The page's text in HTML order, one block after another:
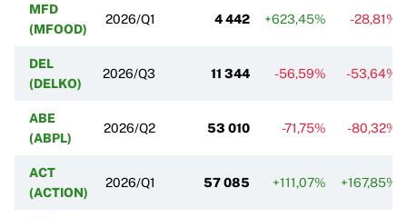
MFD
(MFOOD)
2026/Q1 4 442 +623,45% -28,81%
DEL
(DELKO)
2026/Q3 11 344 -56,59% -53,64%
ABE
(ABPL)
2026/Q2 53 010 -71,75% -80,32%
ACT
(ACTION)
2026/Q1 57 085 +111,07% +167,85%